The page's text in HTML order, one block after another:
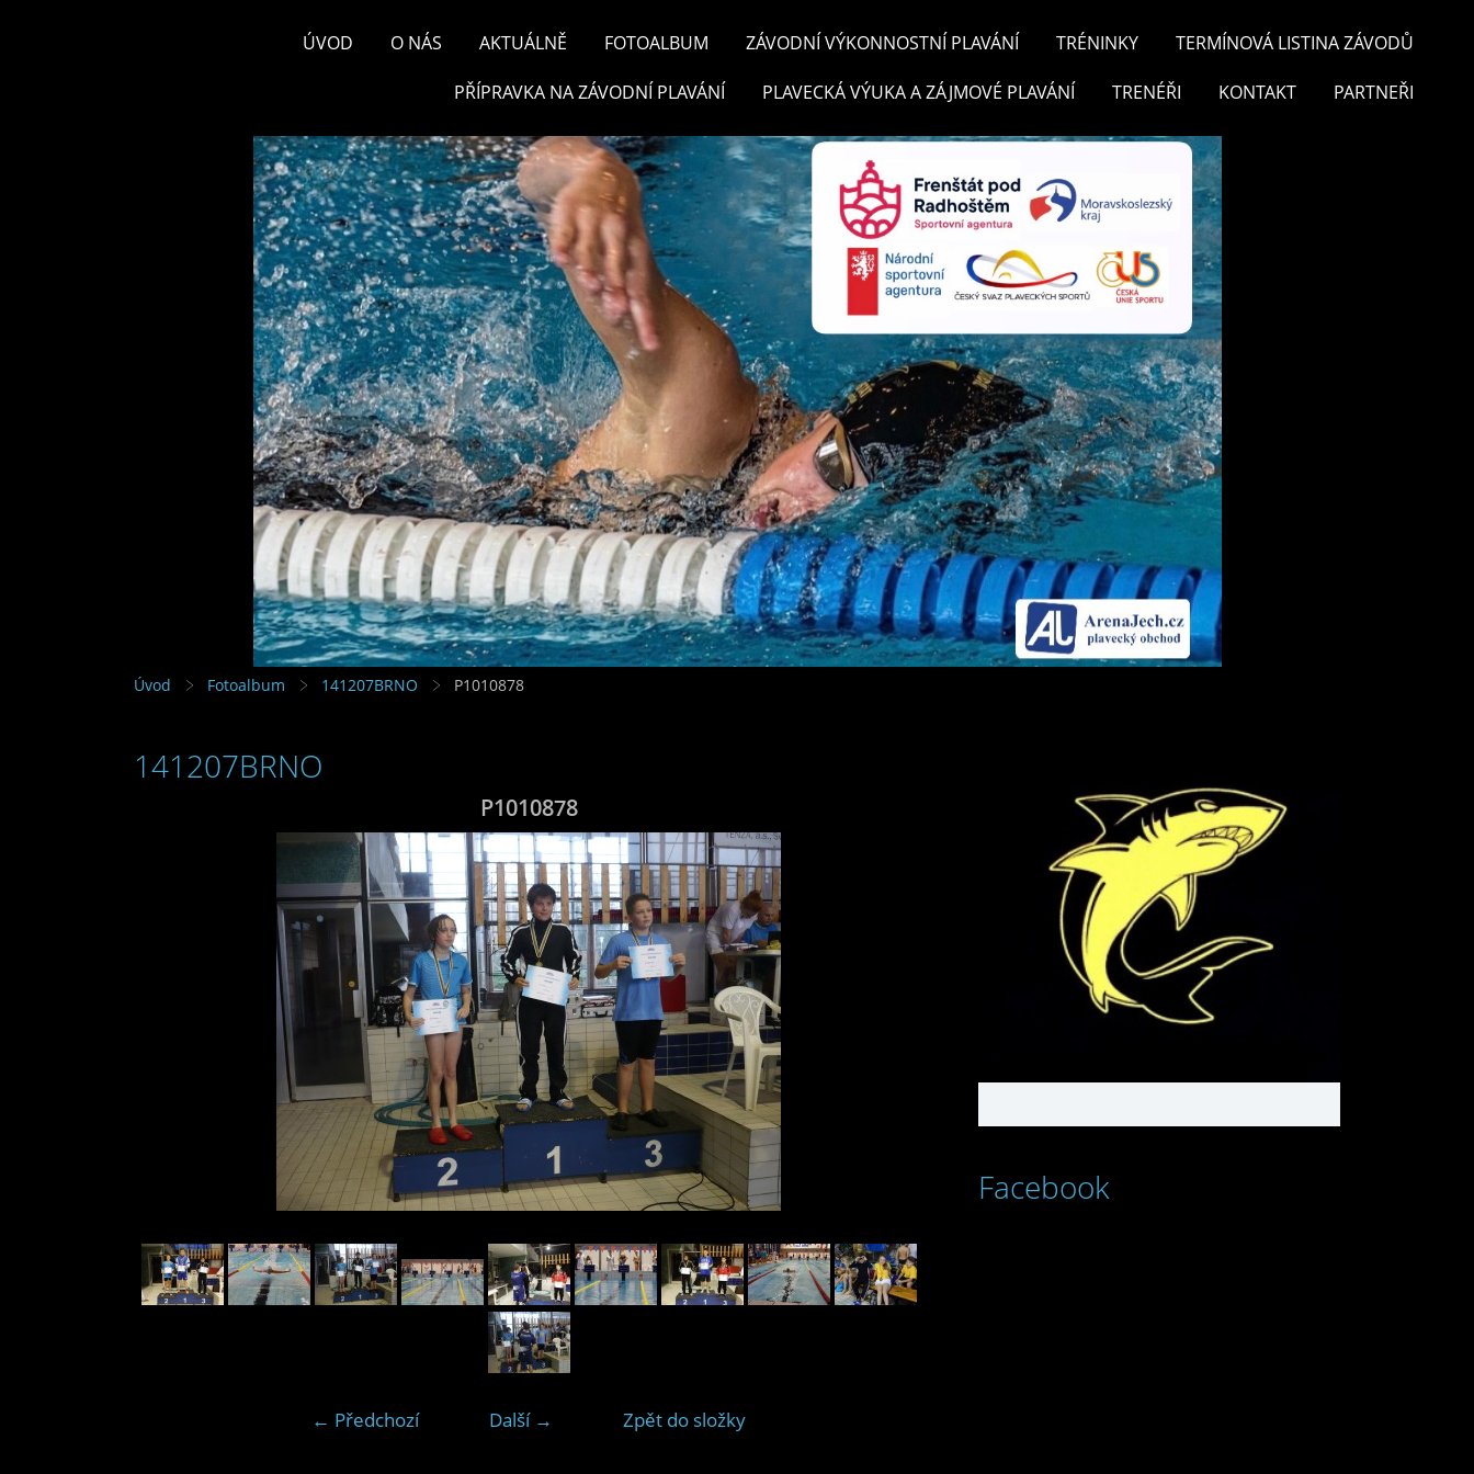
ÚVOD O NÁS AKTUÁLNĚ FOTOALBUM ZÁVODNÍ VÝKONNOSTNÍ PLAVÁNÍ TRÉNINKY TERMÍNOVÁ LISTINA ZÁVODŮ
PŘÍPRAVKA NA ZÁVODNÍ PLAVÁNÍ PLAVECKÁ VÝUKA A ZÁJMOVÉ PLAVÁNÍ TRENÉŘI KONTAKT PARTNEŘI
Úvod Fotoalbum 141207BRNO P1010878
141207BRNO
P1010878
← Předchozí Další → Zpět do složky
Facebook